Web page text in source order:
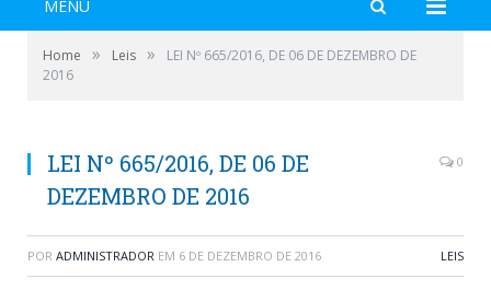
MENU
Home » Leis »
LEI Nº 665/2016, DE 06 DE DEZEMBRO DE
2016
LEI Nº 665/2016, DE 06 DE
DEZEMBRO DE 2016
0
POR ADMINISTRADOR EM 6 DE DEZEMBRO DE 2016 LEIS